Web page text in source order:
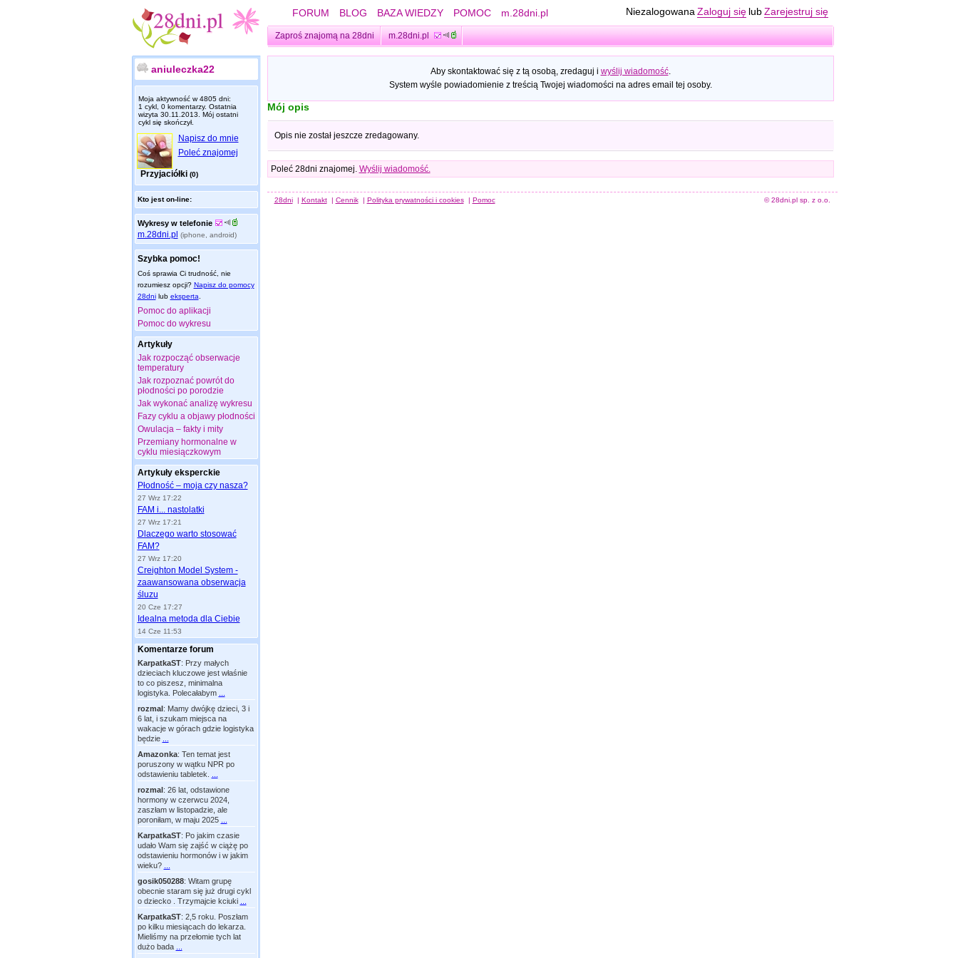
FORUM BLOG BAZA WIEDZY POMOC m.28dni.pl Niezalogowana Zaloguj się lub Zarejestruj się
Zaproś znajomą na 28dni m.28dni.pl
aniuleczka22
Moja aktywność w 4805 dni:
1 cykl, 0 komentarzy. Ostatnia
wizyta 30.11.2013 . Mój ostatni
cykl się skończył.
Napisz do mnie
Poleć znajomej
Przyjaciółki (0)
Kto jest on-line:
Wykresy w telefonie
m.28dni.pl (iphone, android)
Szybka pomoc!
Coś sprawia Ci trudność, nie
rozumiesz opcji? Napisz do pomocy
28dnilub eksperta
Pomoc do aplikacji
Pomoc do wykresu
Artykuły
Jak rozpocząć obserwacje
temperatury
Jak rozpoznać powrót do
płodności po porodzie
Jak wykonać analizę wykresu
Fazy cyklu a objawy płodności
Owulacja – fakty i mity
Przemiany hormonalne w
cyklu miesiączkowym
Artykuły eksperckie
Płodność – moja czy nasza?
27 Wrz 17:22
FAM i... nastolatki
27 Wrz 17:21
Dlaczego warto stosować
FAM?
27 Wrz 17:20
Creighton Model System -
zaawansowana obserwacja
śluzu
20 Cze 17:27
Idealna metoda dla Ciebie
14 Cze 11:53
Komentarze forum
KarpatkaST: Przy małych
dzieciach kluczowe jest właśnie
to co piszesz, minimalna
logistyka. Polecałabym
rozmal: Mamy dwójkę dzieci, 3 i
6 lat, i szukam miejsca na
wakacje w górach gdzie logistyka
będzie
Amazonka: Ten temat jest
poruszony w wątku NPR po
odstawieniu tabletek.
rozmal: 26 lat, odstawione
hormony w czerwcu 2024,
zaszłam w listopadzie, ale
poroniłam, w maju 2025
KarpatkaST: Po jakim czasie
udało Wam się zajść w ciążę po
odstawieniu hormonów i w jakim
wieku?
gosik050288: Witam grupę
obecnie staram się już drugi cykl
o dziecko . Trzymajcie kciuki
KarpatkaST: 2,5 roku. Poszłam
po kilku miesiącach do lekarza.
Mieliśmy na przełomie tych lat
dużo bada
Aby skontaktować się z tą osobą, zredaguj i wyślij wiadomość.
System wyśle powiadomienie z treścią Twojej wiadomości na adres email tej osoby.
Mój opis
Opis nie został jeszcze zredagowany.
Poleć 28dni znajomej. Wyślij wiadomość.
28dni | Kontakt | Cennik | Polityka prywatności i cookies | Pomoc © 28dni.pl sp. z o.o.